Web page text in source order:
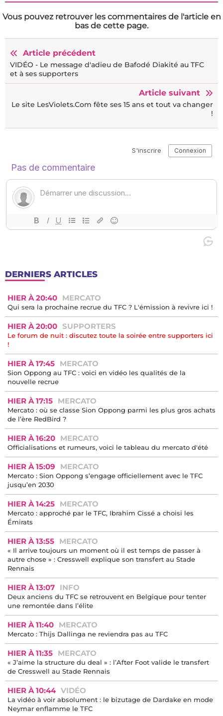
Vous pouvez retrouver les commentaires de l'article en
bas de cette page.
Article précédent
VIDÉO - Le message d'adieu de Bafodé Diakité au TFC
et à ses supporters
Article suivant
Le site LesViolets.Com fête ses 15 ans et tout va changer
!
DERNIERS ARTICLES
HIER À 20:40 MERCATO
Qui sera la prochaine recrue du TFC ? L'émission à revivre ici !
HIER À 20:00 SUPPORTERS
Le forum de nuit : discutez toute la soirée entre supporters ici
!
HIER À 17:45 MERCATO
Sion Oppong au TFC : voici en vidéo les qualités de la
nouvelle recrue
HIER À 17:15 MERCATO
Mercato : où se classe Sion Oppong parmi les plus gros achats
de l’ère RedBird ?
HIER À 16:20 MERCATO
Officialisations et rumeurs, voici le tableau du mercato d'été
HIER À 15:09 MERCATO
Mercato : Sion Oppong s’engage officiellement avec le TFC
jusqu’en 2030
HIER À 14:25 MERCATO
Mercato : approché par le TFC, Ibrahim Cissé a choisi les
Émirats
HIER À 13:55 MERCATO
« Il arrive toujours un moment où il est temps de passer à
autre chose » : Cresswell explique son transfert au Stade
Rennais
HIER À 13:07 INFO
Deux anciens du TFC se retrouvent en Belgique pour tenter
une remontée dans l’élite
HIER À 11:40 MERCATO
Mercato : Thijs Dallinga ne reviendra pas au TFC
HIER À 11:35 MERCATO
« J’aime la structure du deal » : l’After Foot valide le transfert
de Cresswell au Stade Rennais
HIER À 10:44 VIDÉO
La vidéo à voir absolument : le bizutage de Dardake en mode
Neymar enflamme le TFC